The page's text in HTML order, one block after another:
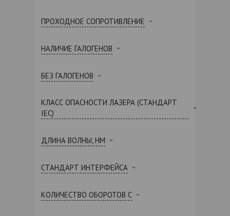
ПРОХОДНОЕ СОПРОТИВЛЕНИЕ
НАЛИЧИЕ ГАЛОГЕНОВ
БЕЗ ГАЛОГЕНОВ
КЛАСС ОПАСНОСТИ ЛАЗЕРА (СТАНДАРТ
IEC)
ДЛИНА ВОЛНЫ, НМ
СТАНДАРТ ИНТЕРФЕЙСА
КОЛИЧЕСТВО ОБОРОТОВ С